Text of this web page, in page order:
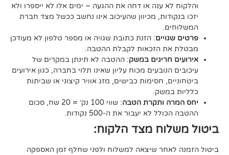
ענה או דחה את ההגעה – ימים אלו לא ייספרו ולא
מכיוון שהעיכוב אינו נחשב ככשל מצד חברת
: הזנת כתובת שגויה או מספר טלפון לא מעודכן
הזכאות לקבלת ההטבה.
חריגים במשק: ההטבה לא תינתן במקרים של
מכוח עליון שאינו תלוי בחברה, כגון אירועים
חסימות כבישים, מזג אוויר קיצוני או שביתות
ותקרת הטבה
: שווי 100 נק׳ = 20 שח, סכום
לא יעבור את ה-500 נקודות.
מצד הלקוח:
שיצאה למשלוח ולפני שחלף זמן האספקה